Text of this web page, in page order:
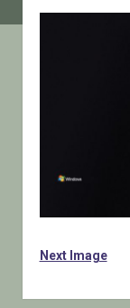
Next Image